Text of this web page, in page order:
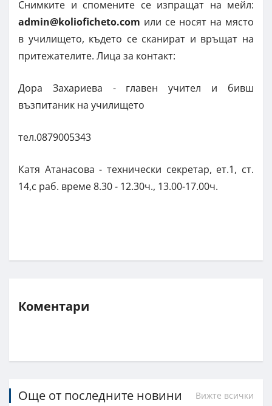
Снимките и спомените се изпращат на мейл:
admin@kolioficheto.com или се носят на място
в училището, където се сканират и връщат на
притежателите. Лица за контакт:
Дора Захариева - главен учител и бивш
възпитаник на училището
тел.0879005343
Катя Атанасова - технически секретар, ет.1, ст.
14,с раб. време 8.30 - 12.30ч., 13.00-17.00ч.
Коментари
Още от последните новини Вижте всички